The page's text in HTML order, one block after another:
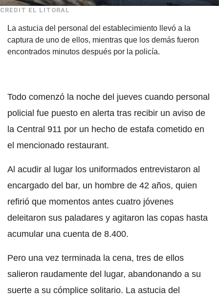
CREDIT EL LITORAL
La astucia del personal del establecimiento llevó a la
captura de uno de ellos, mientras que los demás fueron
encontrados minutos después por la policía.
Todo comenzó la noche del jueves cuando personal
policial fue puesto en alerta tras recibir un aviso de
la Central 911 por un hecho de estafa cometido en
el mencionado restaurant.
Al acudir al lugar los uniformados entrevistaron al
encargado del bar, un hombre de 42 años, quien
refirió que momentos antes cuatro jóvenes
deleitaron sus paladares y agitaron las copas hasta
acumular una cuenta de 8.400.
Pero una vez terminada la cena, tres de ellos
salieron raudamente del lugar, abandonando a su
suerte a su cómplice solitario. La astucia del